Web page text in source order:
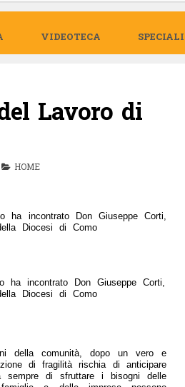
VIDEOTECA SPECIALI
Lavoro di
HOME
ha incontrato Don Giuseppe Corti,
Diocesi di Como
ha incontrato Don Giuseppe Corti,
Diocesi di Como
della comunità, dopo un vero e
di fragilità rischia di anticipare
sempre di sfruttare i bisogni delle